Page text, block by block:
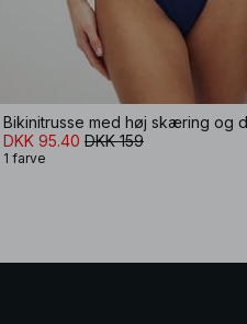
Bikinitrusse med høj skæring og
DKK 95.40 DKK 159
1 farve